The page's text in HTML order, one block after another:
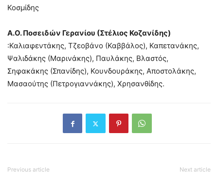
Κοσμίδης
Α.Ο. Ποσειδών Γερανίου (Στέλιος Κοζανίδης)
:Καλιαφεντάκης, Τζεοβάνο (Καββάλος), Καπετανάκης,
Ψαλιδάκης (Μαρινάκης), Παυλάκης, Βλαστός,
Σηφακάκης (Σπανίδης), Κουνδουράκης, Αποστολάκης,
Μασαούτης (Πετρογιαννάκης), Χρησανθίδης.
Previous article Next article